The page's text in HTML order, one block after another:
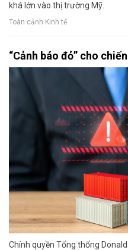
khá lớn vào thị trường Mỹ.
Toàn cảnh Kinh tế
“Cảnh báo đỏ” cho
Chính quyền Tổng thống